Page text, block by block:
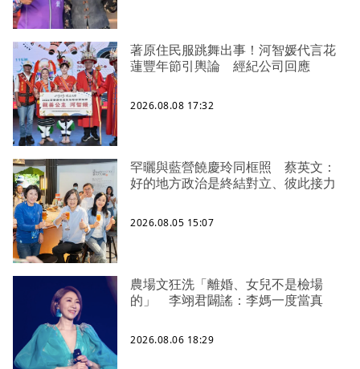
著原住民服跳舞出事！河智媛代言花
蓮豐年節引輿論 經紀公司回應
2026.08.08 17:32
罕曬與藍營饒慶玲同框照 蔡英文：
好的地方政治是終結對立、彼此接力
2026.08.05 15:07
農場文狂洗「離婚、女兒不是檢場
的」 李翊君闢謠：李媽一度當真
2026.08.06 18:29